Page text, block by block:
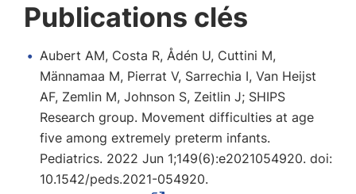
Publications clés
Aubert AM, Costa R, Ådén U, Cuttini M,
Männamaa M, Pierrat V, Sarrechia I, Van Heijst
AF, Zemlin M, Johnson S, Zeitlin J; SHIPS
Research group. Movement difficulties at age
five among extremely preterm infants.
Pediatrics. 2022 Jun 1;149(6):e2021054920. doi:
10.1542/peds.2021-054920.